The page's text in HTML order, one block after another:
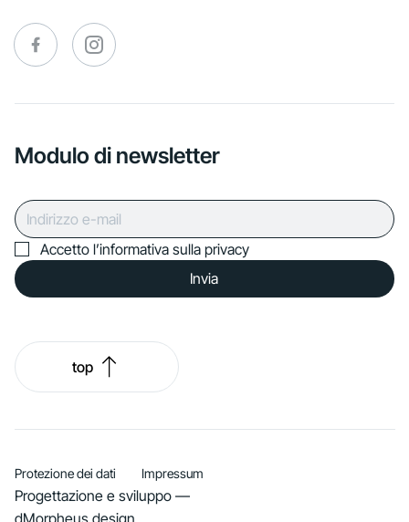
Modulo di newsletter
Accetto l’informativa sulla privacy
Invia
top
Protezione dei dati Impressum
Progettazione e sviluppo —
dMorpheus.design